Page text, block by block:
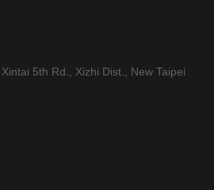
5th Rd., Xizhi Dist., New Taipei